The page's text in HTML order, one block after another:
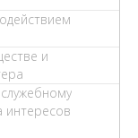
и
интересов